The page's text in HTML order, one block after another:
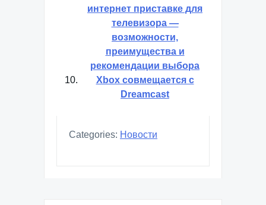
интернет приставке для
телевизора —
возможности,
преимущества и
рекомендации выбора
Xbox совмещается с
Dreamcast
Categories: Новости